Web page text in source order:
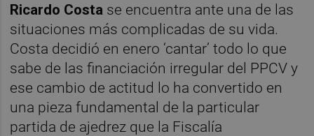
Ricardo Costa se encuentra ante una de las
situaciones más complicadas de su vida.
Costa decidió en enero ‘cantar’ todo lo que
sabe de las financiación irregular del PPCV y
ese cambio de actitud lo ha convertido en
una pieza fundamental de la particular
partida de ajedrez que la Fiscalía